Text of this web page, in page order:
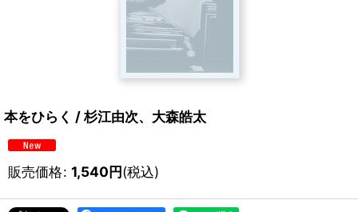
本をひらく / 杉江由次、大森皓太
販売価格: 1,540円(税込)